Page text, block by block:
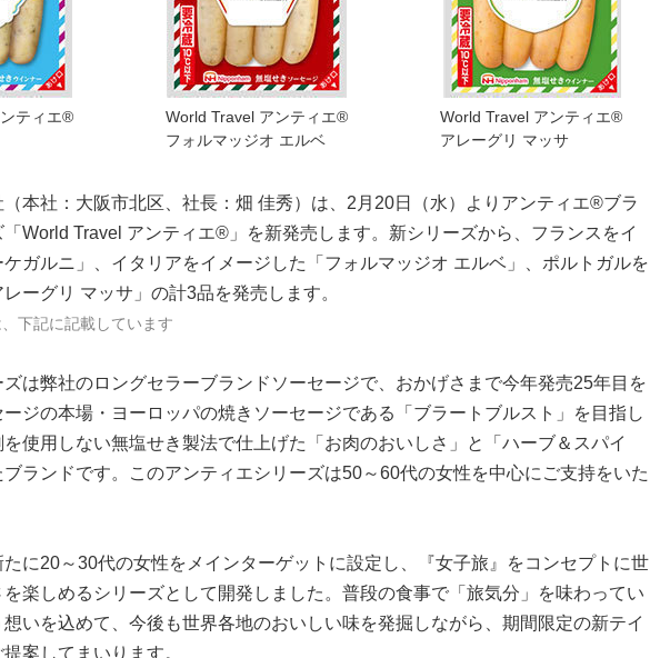
ティエ®
World Travel アンティエ®
フォルマッジオ エルベ
World Travel アンティエ®
アレーグリ マッサ
（本社：大阪市北区、社長：畑 佳秀）は、2月20日（水）よりアンティエ®ブラ
World Travel アンティエ®」を新発売します。新シリーズから、フランスをイ
ケガルニ」、イタリアをイメージした「フォルマッジオ エルベ」、ポルトガルを
ーグリ マッサ」の計3品を発売します。
下記に記載しています
は弊社のロングセラーブランドソーセージで、おかげさまで今年発売25年目を
ジの本場・ヨーロッパの焼きソーセージである「ブラートブルスト」を目指し
使用しない無塩せき製法で仕上げた「お肉のおいしさ」と「ハーブ＆スパイ
ランドです。このアンティエシリーズは50～60代の女性を中心にご支持をいた
に20～30代の女性をメインターゲットに設定し、『女子旅』をコンセプトに世
楽しめるシリーズとして開発しました。普段の食事で「旅気分」を味わってい
いを込めて、今後も世界各地のおいしい味を発掘しながら、期間限定の新テイ
案してまいります。